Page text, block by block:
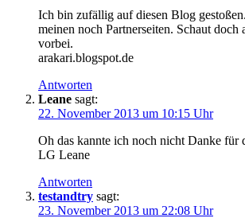
Ich bin zufällig auf diesen Blog
meinen noch Partnerseiten. Schaut doch
vorbei.
arakari.blogspot.de
Antworten
Leane sagt:
22. November 2013 um 10:15 Uhr
Oh das kannte ich noch nicht Danke für
LG Leane
Antworten
testandtry sagt:
23. November 2013 um 22:08 Uhr